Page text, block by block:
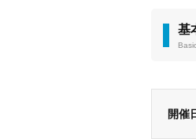
基
開催